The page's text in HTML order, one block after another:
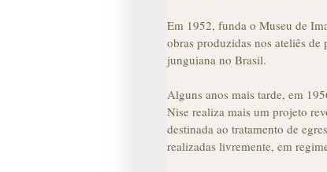
Em 1952, funda o Museu de
obras produzidas nos ateliês
junguiana no Brasil.
Alguns anos mais tarde, em
Nise realiza mais um projeto
destinada ao tratamento de
realizadas livremente, em